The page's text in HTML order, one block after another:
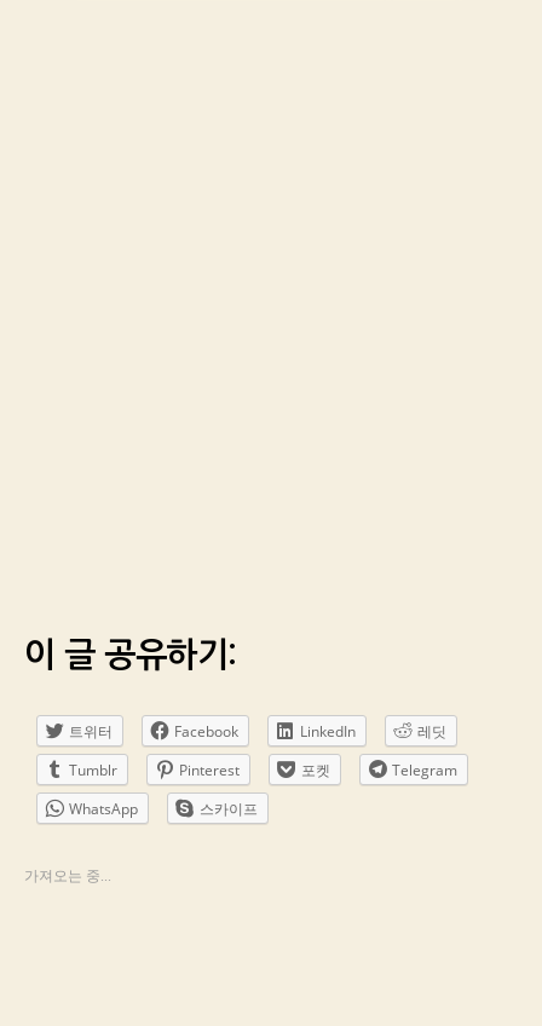
이 글 공유하기:
트위터 Facebook LinkedIn
레딧
Tumblr
Pinterest 포켓
Telegram
WhatsApp
스카이프
가져오는 중...